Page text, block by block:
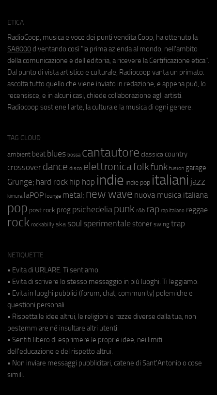
ETICA
RadioCoop, musica e voce dei punti vendita Coop, ha ottenuto la
SA8000 diventando così "la prima azienda al mondo, nell'ambito
della comunicazione e dell'editoria, a ricevere la Certificazione etica".
Dal punto di vista artistico e culturale, Radiocoop vanta un primato:
ascolta tutto quello che viene inviato in redazione, e appena può, lo
recensisce, e in alcuni casi, chiede collaborazione agli artisti.
Radiocoop sostiene l'arte, la cultura e la musica di ogni genere.
TAG CLOUD
ambient beat blues bossa cantautore classica country
crossover dance disco elettronicafolkfunk fusion garage
Grunge; hard rock hip hop indie indie pop italiani jazz
kimura laPOP lounge metal; new wave nuova musica italiana
pop post rock prog psichedeliapunk r&b rap rap italiano reggae
rock rockabilly ska soul sperimentale stoner swing trap
NETIQUETTE
• Evita di URLARE. Ti sentiamo.
• Evita di scrivere lo stesso messaggio in più luoghi. Ti leggiamo.
• Evita in luoghi pubblici (forum, chat, community) polemiche e
questioni personali.
• Rispetta le idee altrui, le religioni e razze diverse dalla tua, non
bestemmiare né insultare altri utenti.
• Sentiti libero di esprimere le proprie idee, nei limiti
dell'educazione e del rispetto altrui.
• Non inviare messaggi pubblicitari, catene di Sant'Antonio o cose
simili.